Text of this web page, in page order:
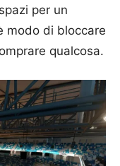
per un
modo di bloccare
qualcosa.